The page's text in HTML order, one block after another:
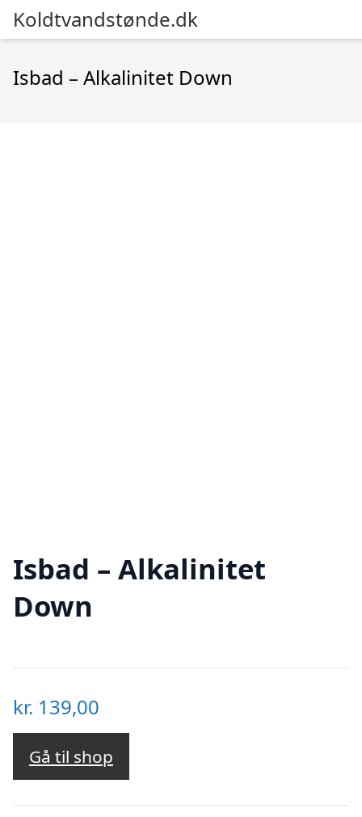
Koldtvandstønde.dk
Isbad – Alkalinitet Down
Isbad – Alkalinitet
Down
kr. 139,00
Gå til shop